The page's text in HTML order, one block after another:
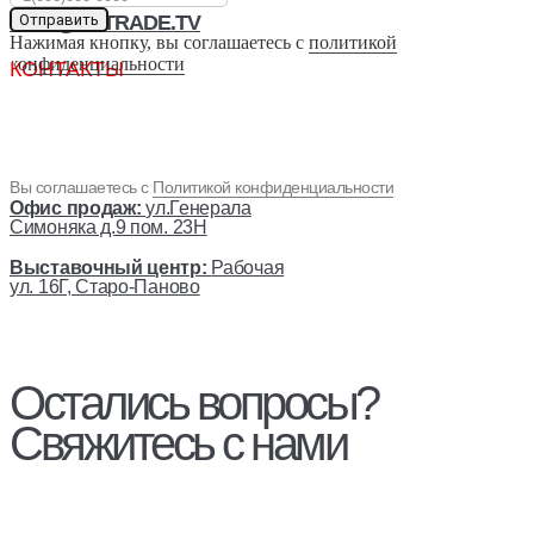
INFO@SPTRADE.TV
КОНТАКТЫ
Вы соглашаетесь с Политикой конфиденциальности
Офис продаж:ул.Генерала
Симоняка д.9 пом. 23Н
Выставочный центр: Рабочая
ул. 16Г, Старо-Паново
Остались вопросы?
Свяжитесь с нами
Отправить
Нажимая кнопку, вы соглашаетесь с политикой
конфиденциальности